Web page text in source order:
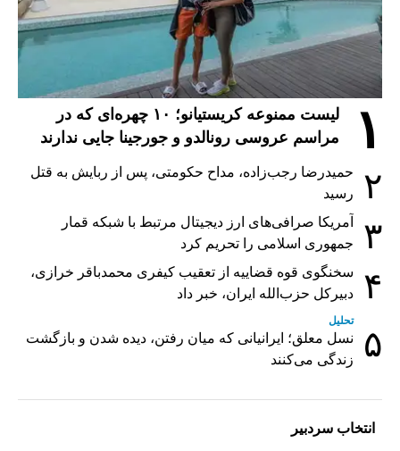
۱
لیست ممنوعه کریستیانو؛ ۱۰ چهره‌ای که در
مراسم عروسی رونالدو و جورجینا جایی ندارند
۲
حمیدرضا رجب‌زاده، مداح حکومتی، پس از ربایش به قتل
رسید
۳
آمریکا صرافی‌های ارز دیجیتال مرتبط با شبکه قمار
جمهوری اسلامی را تحریم کرد
۴
سخنگوی قوه قضاییه از تعقیب کیفری محمدباقر خرازی،
دبیر‌کل حزب‌الله ایران، خبر داد
۵
تحلیل
نسل معلق؛ ایرانیانی که میان رفتن، دیده شدن و بازگشت
زندگی می‌کنند
انتخاب سردبیر